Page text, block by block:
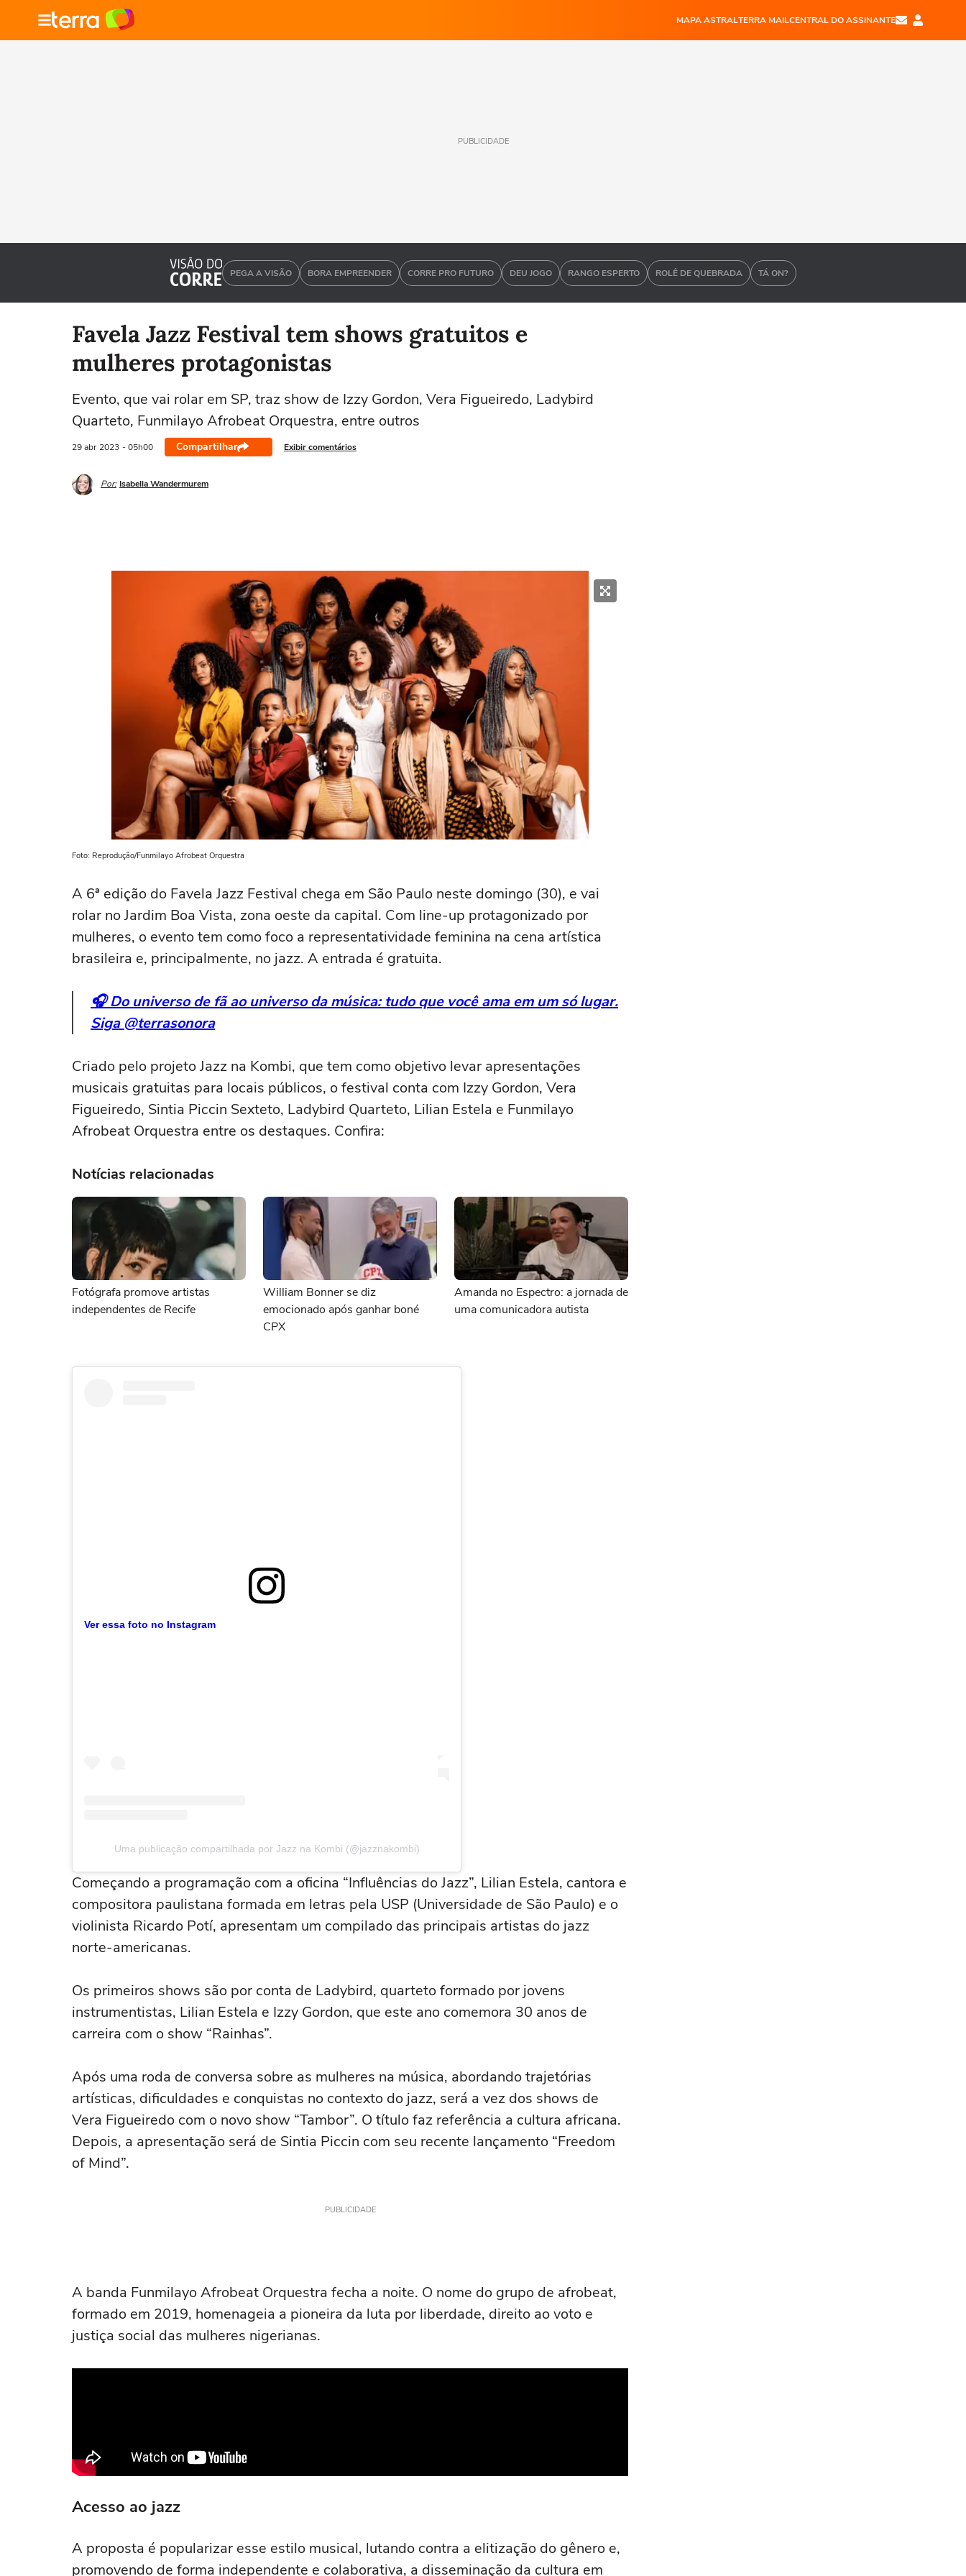
MAPA ASTRALTERRA MAILCENTRAL DO ASSINANTE
PUBLICIDADE
PEGA A VISÃO BORA EMPREENDER CORRE PRO FUTURO DEU JOGO RANGO ESPERTO ROLÊ DE QUEBRADA TÁ ON?
Favela Jazz Festival tem shows gratuitos e
mulheres protagonistas
Evento, que vai rolar em SP, traz show de Izzy Gordon, Vera Figueiredo, Ladybird
Quarteto, Funmilayo Afrobeat Orquestra, entre outros
29 abr 2023 - 05h00 Compartilhar Exibir comentários
Por: Isabella Wandermurem
Foto: Reprodução/Funmilayo Afrobeat Orquestra
A 6ª edição do Favela Jazz Festival chega em São Paulo neste domingo (30), e vai
rolar no Jardim Boa Vista, zona oeste da capital. Com line-up protagonizado por
mulheres, o evento tem como foco a representatividade feminina na cena artística
brasileira e, principalmente, no jazz. A entrada é gratuita.
🎧 Do universo de fã ao universo da música: tudo que você ama em um só lugar.
Siga @terrasonora
Criado pelo projeto Jazz na Kombi, que tem como objetivo levar apresentações
musicais gratuitas para locais públicos, o festival conta com Izzy Gordon, Vera
Figueiredo, Sintia Piccin Sexteto, Ladybird Quarteto, Lilian Estela e Funmilayo
Afrobeat Orquestra entre os destaques. Confira:
Notícias relacionadas
Fotógrafa promove artistas
independentes de Recife
William Bonner se diz
emocionado após ganhar boné
CPX
Amanda no Espectro: a jornada de
uma comunicadora autista
Ver essa foto no Instagram
Uma publicação compartilhada por Jazz na Kombi (@jazznakombi)
Começando a programação com a oficina “Influências do Jazz”, Lilian Estela, cantora e
compositora paulistana formada em letras pela USP (Universidade de São Paulo) e o
violinista Ricardo Potí, apresentam um compilado das principais artistas do jazz
norte-americanas.
Os primeiros shows são por conta de Ladybird, quarteto formado por jovens
instrumentistas, Lilian Estela e Izzy Gordon, que este ano comemora 30 anos de
carreira com o show “Rainhas”.
Após uma roda de conversa sobre as mulheres na música, abordando trajetórias
artísticas, dificuldades e conquistas no contexto do jazz, será a vez dos shows de
Vera Figueiredo com o novo show “Tambor”. O título faz referência a cultura africana.
Depois, a apresentação será de Sintia Piccin com seu recente lançamento “Freedom
of Mind”.
PUBLICIDADE
A banda Funmilayo Afrobeat Orquestra fecha a noite. O nome do grupo de afrobeat,
formado em 2019, homenageia a pioneira da luta por liberdade, direito ao voto e
justiça social das mulheres nigerianas.
Acesso ao jazz
A proposta é popularizar esse estilo musical, lutando contra a elitização do gênero e,
promovendo de forma independente e colaborativa, a disseminação da cultura em